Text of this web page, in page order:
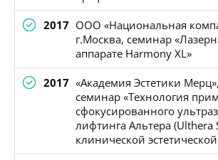
2017 ООО «Национальная
г.Москва, семинар
аппарате Harmony XL»
2017 «Академия Эстетики
семинар «Технология
сфокусированного
лифтинга Альтера (Ulthera
клинической